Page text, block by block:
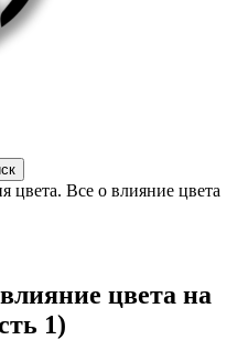
цвета. Все о влияние цвета
цвета на
1)